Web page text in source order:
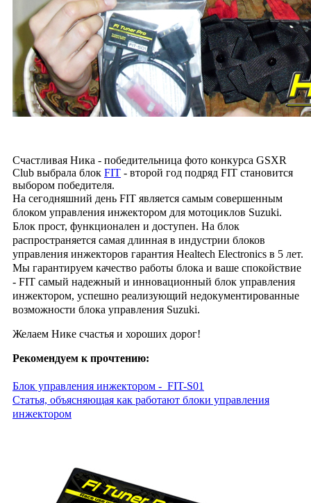
Счастливая Ника - победительница фото конкурса GSXR
Club выбрала блок FIT - второй год подряд FIT становится
выбором победителя.
На сегодняшний день FIT является самым совершенным
блоком управления инжектором для мотоциклов Suzuki.
Блок прост, функционален и доступен. На блок
распространяется самая длинная в индустрии блоков
управления инжекторов гарантия Healtech Electronics в 5 лет.
Мы гарантируем качество работы блока и ваше спокойствие
- FIT самый надежный и инновационный блок управления
инжектором, успешно реализующий недокументированные
возможности блока управления Suzuki.
Желаем Нике счастья и хороших дорог!
Рекомендуем к прочтению:
Блок управления инжектором - FIT-S01
Cтатья, объясняющая как работают блоки управления
инжектором